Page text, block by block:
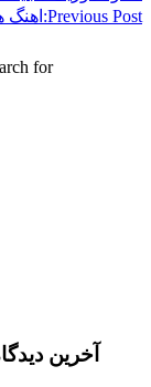
اهنگ همایون
Search for:
آخرین دیدگاه‌ها